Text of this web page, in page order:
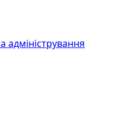
адміністрування